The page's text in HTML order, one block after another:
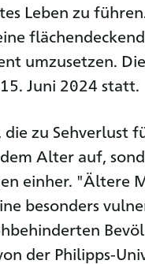
Leben zu
umzusetzen.
Juni 2024 statt.
die zu Sehverlust
Alter auf,
einher. "Ältere
besonders
der Philipps-